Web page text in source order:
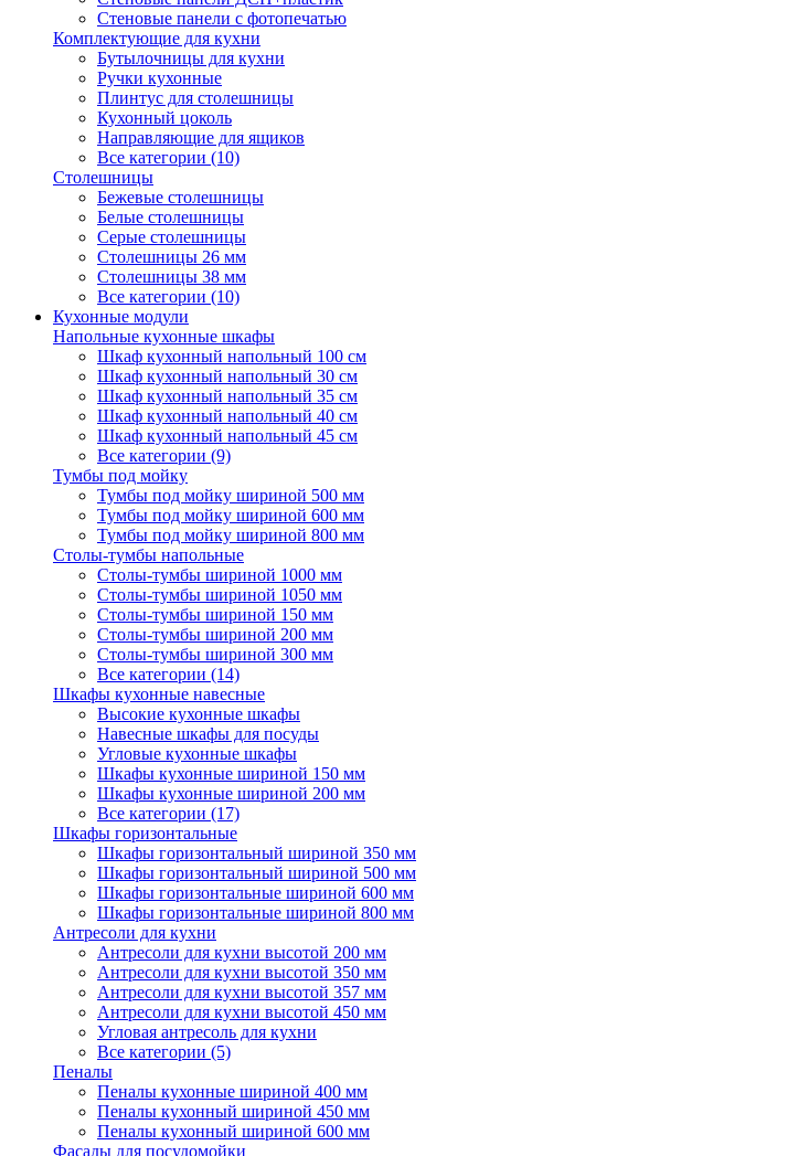
Стеновые панели с фотопечатью
Комплектующие для кухни
Бутылочницы для кухни
Ручки кухонные
Плинтус для столешницы
Кухонный цоколь
Направляющие для ящиков
Все категории (10)
Столешницы
Бежевые столешницы
Белые столешницы
Серые столешницы
Столешницы 26 мм
Столешницы 38 мм
Все категории (10)
Кухонные модули
Напольные кухонные шкафы
Шкаф кухонный напольный 100 см
Шкаф кухонный напольный 30 см
Шкаф кухонный напольный 35 см
Шкаф кухонный напольный 40 см
Шкаф кухонный напольный 45 см
Все категории (9)
Тумбы под мойку
Тумбы под мойку шириной 500 мм
Тумбы под мойку шириной 600 мм
Тумбы под мойку шириной 800 мм
Столы-тумбы напольные
Столы-тумбы шириной 1000 мм
Столы-тумбы шириной 1050 мм
Столы-тумбы шириной 150 мм
Столы-тумбы шириной 200 мм
Столы-тумбы шириной 300 мм
Все категории (14)
Шкафы кухонные навесные
Высокие кухонные шкафы
Навесные шкафы для посуды
Угловые кухонные шкафы
Шкафы кухонные шириной 150 мм
Шкафы кухонные шириной 200 мм
Все категории (17)
Шкафы горизонтальные
Шкафы горизонтальный шириной 350 мм
Шкафы горизонтальный шириной 500 мм
Шкафы горизонтальные шириной 600 мм
Шкафы горизонтальные шириной 800 мм
Антресоли для кухни
Антресоли для кухни высотой 200 мм
Антресоли для кухни высотой 350 мм
Антресоли для кухни высотой 357 мм
Антресоли для кухни высотой 450 мм
Угловая антресоль для кухни
Все категории (5)
Пеналы
Пеналы кухонные шириной 400 мм
Пеналы кухонный шириной 450 мм
Пеналы кухонный шириной 600 мм
Фасады для посудомойки